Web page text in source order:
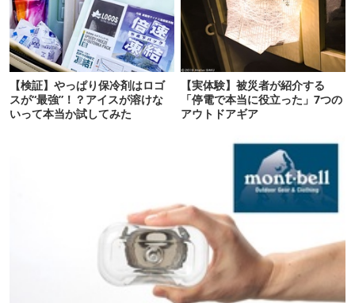
【検証】やっぱり保冷剤はロゴ
スが“最強”！？アイスが溶けな
いって本当か試してみた
【実体験】被災者が紹介する
「停電で本当に役立った」7つの
アウトドアギア